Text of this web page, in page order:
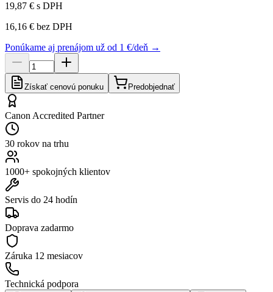
19,87 € s DPH
16,16 € bez DPH
Ponúkame aj prenájom už od 1 €/deň →
Získať cenovú ponuku Predobjednať
Canon Accredited Partner
30 rokov na trhu
1000+ spokojných klientov
Servis do 24 hodín
Doprava zadarmo
Záruka 12 mesiacov
Technická podpora